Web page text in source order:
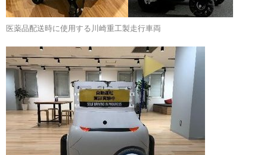
医薬品配送時に使用する川崎重工製走行車両